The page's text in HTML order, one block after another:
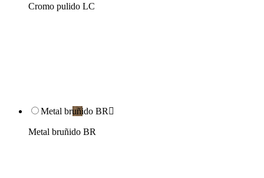
Cromo pulido LC
Metal bruñido BR 
Metal bruñido BR